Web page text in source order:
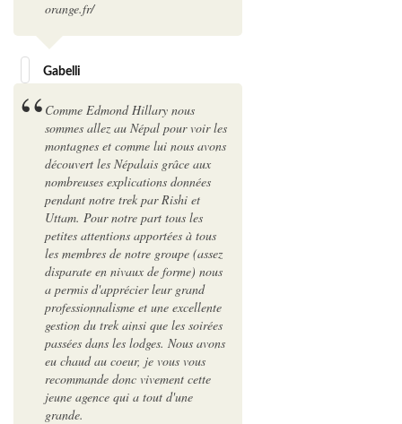
orange.fr/
Gabelli
Comme Edmond Hillary nous
sommes allez au Népal pour voir les
montagnes et comme lui nous avons
découvert les Népalais grâce aux
nombreuses explications données
pendant notre trek par Rishi et
Uttam. Pour notre part tous les
petites attentions apportées à tous
les membres de notre groupe (assez
disparate en nivaux de forme) nous
a permis d'apprécier leur grand
professionnalisme et une excellente
gestion du trek ainsi que les soirées
passées dans les lodges. Nous avons
eu chaud au coeur, je vous vous
recommande donc vivement cette
jeune agence qui a tout d'une
grande.